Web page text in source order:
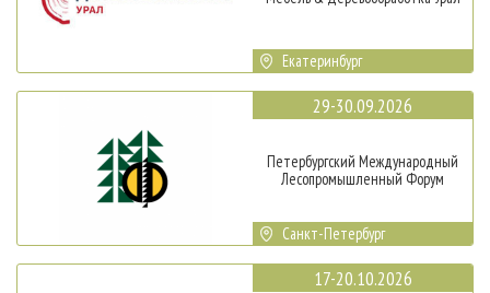
Екатеринбург
29-30.09.2026
Петербургский Международный
Лесопромышленный Форум
Санкт-Петербург
17-20.10.2026